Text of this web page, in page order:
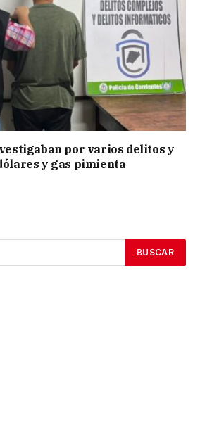
por varios delitos y
y gas pimienta